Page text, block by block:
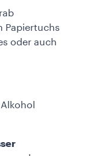
Papiertuchs
oder auch